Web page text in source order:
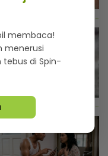
membaca!
menerusi
tebus di Spin-